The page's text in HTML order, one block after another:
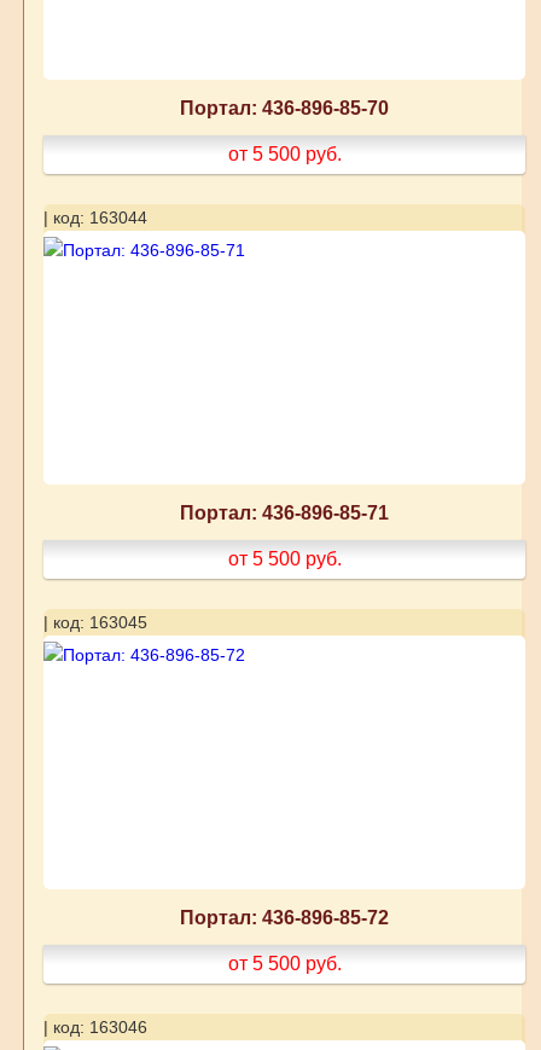
Портал: 436-896-85-70
от 5 500 руб.
| код: 163044
Портал: 436-896-85-71
от 5 500 руб.
| код: 163045
Портал: 436-896-85-72
от 5 500 руб.
| код: 163046